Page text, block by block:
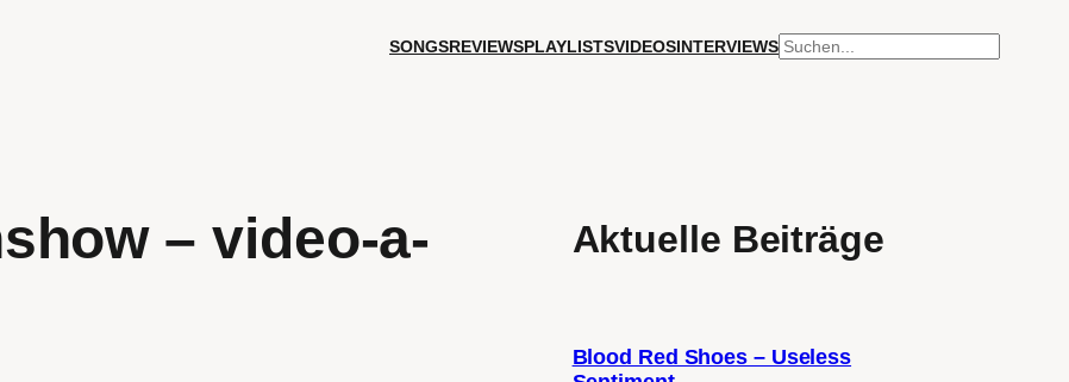
SONGSREVIEWSPLAYLISTSVIDEOSINTERVIEWSSUCHEN
– video-a-
Aktuelle Beiträge
Blood Red Shoes – Useless